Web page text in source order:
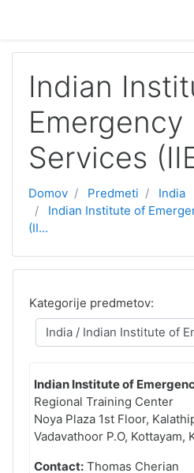
Indian
Emergency
Services
Domov Predmeti
India
Indian Institute of
(II...
Kategorije predmetov:
Indian Institute of
Regional Training Center
Noya Plaza 1st Floor,
Vadavathoor P.O, Kottayam,
Contact: Thomas Cherian